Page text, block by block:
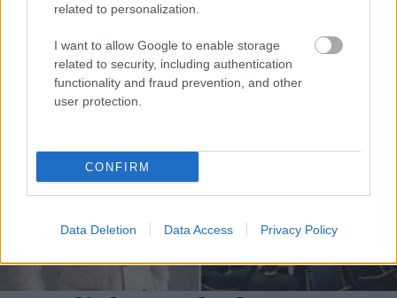
related to personalization.
I want to allow Google to enable storage
related to security, including authentication
functionality and fraud prevention, and other
user protection.
CONFIRM
Data Deletion Data Access Privacy Policy